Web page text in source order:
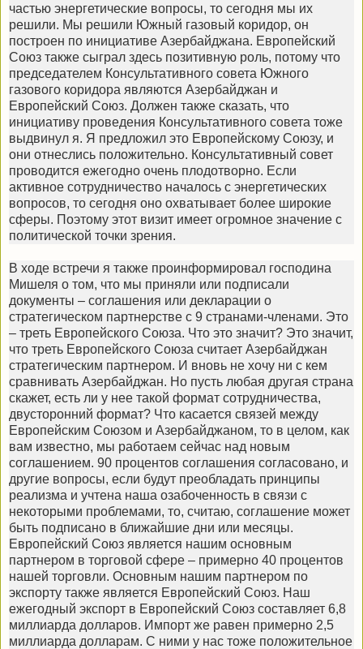
частью энергетические вопросы, то сегодня мы их
решили. Мы решили Южный газовый коридор, он
построен по инициативе Азербайджана. Европейский
Союз также сыграл здесь позитивную роль, потому что
председателем Консультативного совета Южного
газового коридора являются Азербайджан и
Европейский Союз. Должен также сказать, что
инициативу проведения Консультативного совета тоже
выдвинул я. Я предложил это Европейскому Союзу, и
они отнеслись положительно. Консультативный совет
проводится ежегодно очень плодотворно. Если
активное сотрудничество началось с энергетических
вопросов, то сегодня оно охватывает более широкие
сферы. Поэтому этот визит имеет огромное значение с
политической точки зрения.
В ходе встречи я также проинформировал господина
Мишеля о том, что мы приняли или подписали
документы – соглашения или декларации о
стратегическом партнерстве с 9 странами-членами. Это
– треть Европейского Союза. Что это значит? Это значит,
что треть Европейского Союза считает Азербайджан
стратегическим партнером. И вновь не хочу ни с кем
сравнивать Азербайджан. Но пусть любая другая страна
скажет, есть ли у нее такой формат сотрудничества,
двусторонний формат? Что касается связей между
Европейским Союзом и Азербайджаном, то в целом, как
вам известно, мы работаем сейчас над новым
соглашением. 90 процентов соглашения согласовано, и
другие вопросы, если будут преобладать принципы
реализма и учтена наша озабоченность в связи с
некоторыми проблемами, то, считаю, соглашение может
быть подписано в ближайшие дни или месяцы.
Европейский Союз является нашим основным
партнером в торговой сфере – примерно 40 процентов
нашей торговли. Основным нашим партнером по
экспорту также является Европейский Союз. Наш
ежегодный экспорт в Европейский Союз составляет 6,8
миллиарда долларов. Импорт же равен примерно 2,5
миллиарда долларам. С ними у нас тоже положительное